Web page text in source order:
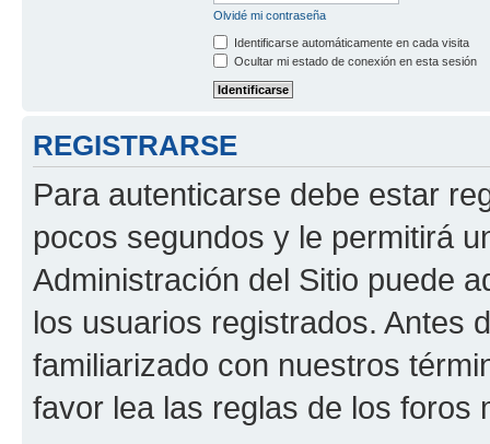
Olvidé mi contraseña
Identificarse automáticamente en cada visita
Ocultar mi estado de conexión en esta sesión
REGISTRARSE
Para autenticarse debe estar
pocos segundos y le permitirá
Administración del Sitio puede
los usuarios registrados. Antes
familiarizado con nuestros
favor lea las reglas de los foros